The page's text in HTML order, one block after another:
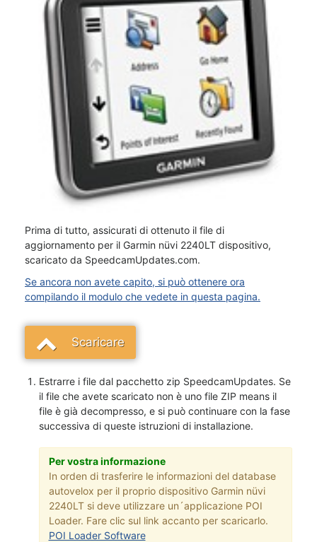
Prima di tutto, assicurati di ottenuto il file di
aggiornamento per il Garmin nüvi 2240LT dispositivo,
scaricato da SpeedcamUpdates.com.
Se ancora non avete capito, si può ottenere ora
compilando il modulo che vedete in questa pagina.
Scaricare
Estrarre i file dal pacchetto zip SpeedcamUpdates. Se
il file che avete scaricato non è uno file ZIP means il
file è già decompresso, e si può continuare con la fase
successiva di queste istruzioni di installazione.
Per vostra informazione
In orden di trasferire le informazioni del database
autovelox per il proprio dispositivo Garmin nüvi
2240LT si deve utilizzare un´applicazione POI
Loader. Fare clic sul link accanto per scaricarlo.
POI Loader Software